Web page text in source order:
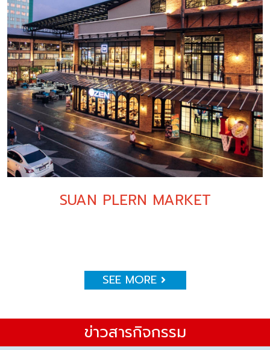
SUAN PLERN MARKET
SEE MORE
ข่าวสารกิจกรรม